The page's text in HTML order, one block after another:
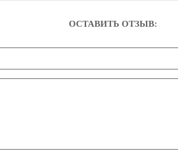
ОСТАВИТЬ ОТЗЫВ: